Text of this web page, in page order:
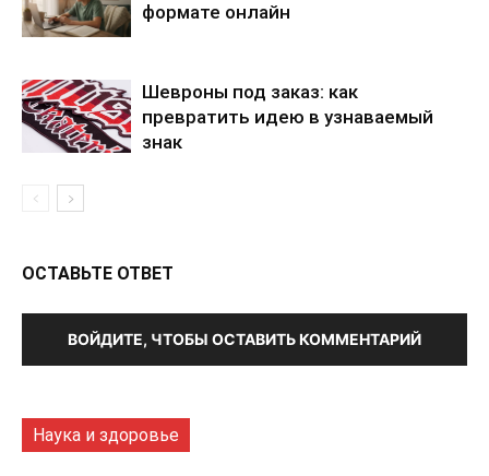
формате онлайн
Шевроны под заказ: как
превратить идею в узнаваемый
знак
ОСТАВЬТЕ ОТВЕТ
ВОЙДИТЕ, ЧТОБЫ ОСТАВИТЬ КОММЕНТАРИЙ
Наука и здоровье